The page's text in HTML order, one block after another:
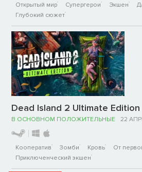
Открытый мир Супергерои Экшен
Глубокий сюжет
Dead Island 2 Ultimate Edition
В ОСНОВНОМ ПОЛОЖИТЕЛЬНЫЕ 22
Кооператив Зомби Кровь
От
Приключенческий экшен